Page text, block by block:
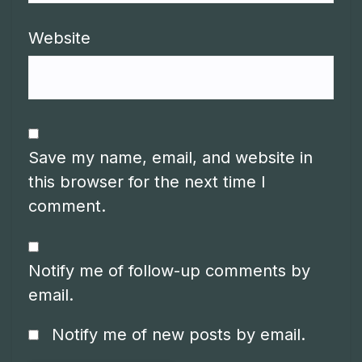
Website
Save my name, email, and website in
this browser for the next time I
comment.
Notify me of follow-up comments by
email.
Notify me of new posts by email.